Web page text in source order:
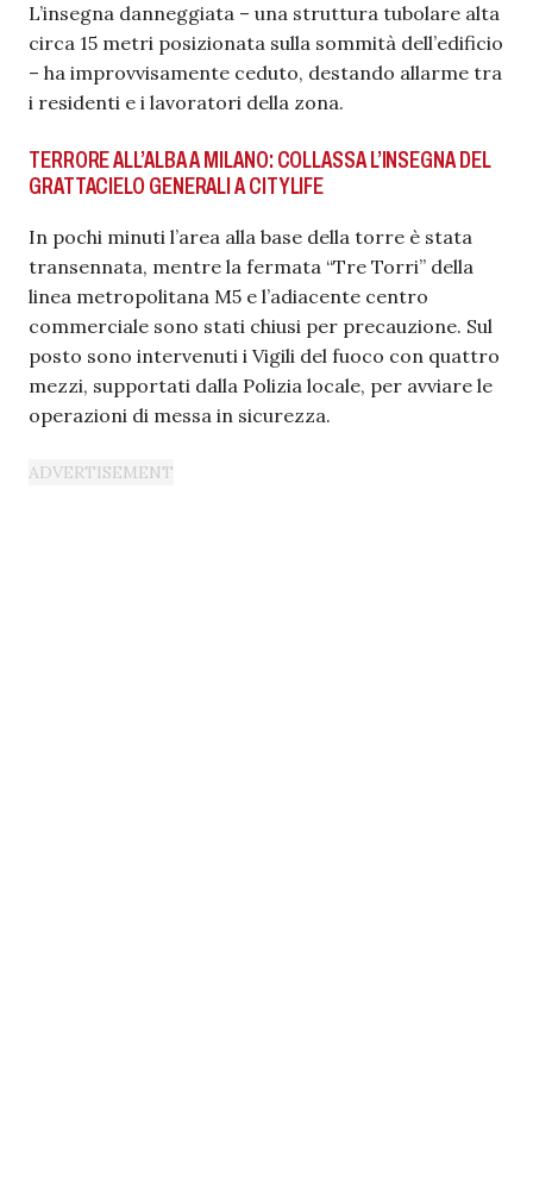
L’insegna danneggiata – una struttura tubolare alta
circa 15 metri posizionata sulla sommità dell’edificio
– ha improvvisamente ceduto, destando allarme tra
i residenti e i lavoratori della zona.
TERRORE ALL’ALBA A MILANO: COLLASSA L’INSEGNA DEL
GRATTACIELO GENERALI A CITYLIFE
In pochi minuti l’area alla base della torre è stata
transennata, mentre la fermata “Tre Torri” della
linea metropolitana M5 e l’adiacente centro
commerciale sono stati chiusi per precauzione. Sul
posto sono intervenuti i Vigili del fuoco con quattro
mezzi, supportati dalla Polizia locale, per avviare le
operazioni di messa in sicurezza.